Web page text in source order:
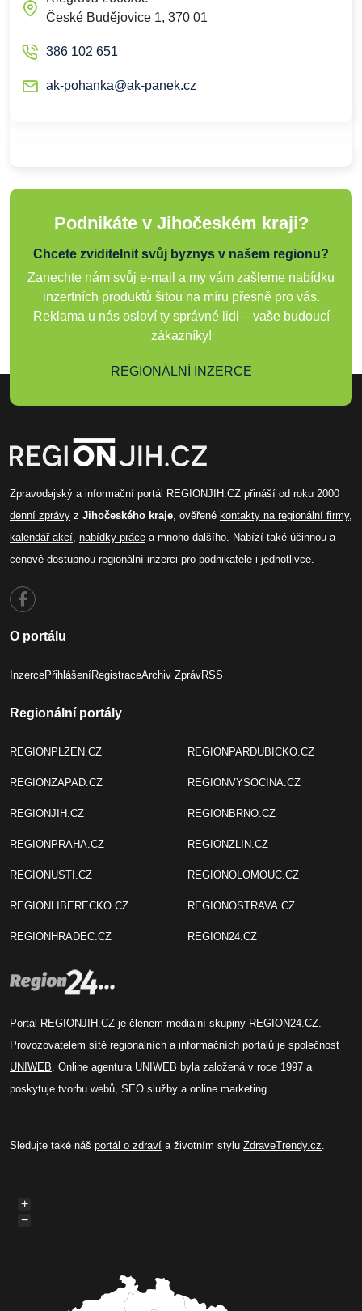
České Budějovice 1, 370 01
386 102 651
ak-pohanka@ak-panek.cz
Podnikáte v Jihočeském kraji?
Chcete zviditelnit svůj byznys v našem regionu?
Zanechte nám svůj e-mail a my vám zašleme nabídku
inzertních produktů šitou na míru přesně pro vás.
Reklama u nás osloví ty správné lidi – vaše budoucí
zákazníky!
REGIONÁLNÍ INZERCE
Zpravodajský a informační portál REGIONJIH.CZ přináší od roku 2000
denní zprávy z Jihočeského kraje, ověřené kontakty na regionální firmy,
kalendář akcí, nabídky práce a mnoho dalšího. Nabízí také účinnou a
cenově dostupnou regionální inzerci pro podnikatele i jednotlivce.
O portálu
InzercePřihlášeníRegistraceArchiv ZprávRSS
Regionální portály
REGIONPLZEN.CZ
REGIONZAPAD.CZ
REGIONJIH.CZ
REGIONPRAHA.CZ
REGIONUSTI.CZ
REGIONLIBERECKO.CZ
REGIONHRADEC.CZ
REGIONPARDUBICKO.CZ
REGIONVYSOCINA.CZ
REGIONBRNO.CZ
REGIONZLIN.CZ
REGIONOLOMOUC.CZ
REGIONOSTRAVA.CZ
REGION24.CZ
Portál REGIONJIH.CZ je členem mediální skupiny REGION24.CZ.
Provozovatelem sítě regionálních a informačních portálů je společnost
UNIWEB. Online agentura UNIWEB byla založená v roce 1997 a
poskytuje tvorbu webů, SEO služby a online marketing.
Sledujte také náš portál o zdraví a životním stylu ZdraveTrendy.cz.
+
−